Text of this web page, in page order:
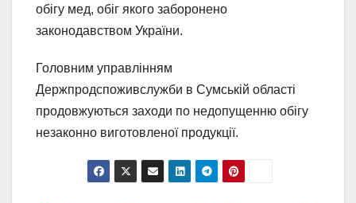
обігу мед, обіг якого заборонено
законодавством України.
Головним управлінням
Держпродспоживслужби в Сумській області
продовжуються заходи по недопущенню обігу
незаконно виготовленої продукції.